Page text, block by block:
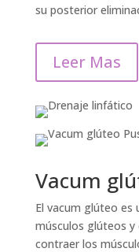
su posterior
Leer Mas
Vacum
El vacum glúteo es
músculos glúteos y
contraer los